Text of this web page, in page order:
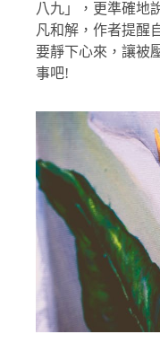
八九」，更準確地
凡和解，作者提醒
要靜下心來，讓被
事吧!